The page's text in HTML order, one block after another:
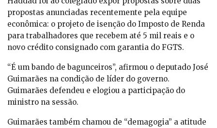
propostas anunciadas recentemente pela equipe
econômica: o projeto de isenção do Imposto de Renda
para trabalhadores que recebem até 5 mil reais e o
novo crédito consignado com garantia do FGTS.
“É um bando de bagunceiros”, afirmou o deputado José
Guimarães na condição de líder do governo.
Guimarães defendeu e elogiou a participação do
ministro na sessão.
Guimarães também chamou de “demagogia” a atitude